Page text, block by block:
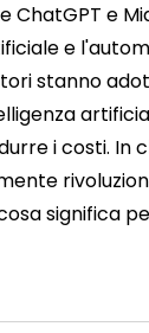
ChatGPT e
e
stanno
i costi. In
significa